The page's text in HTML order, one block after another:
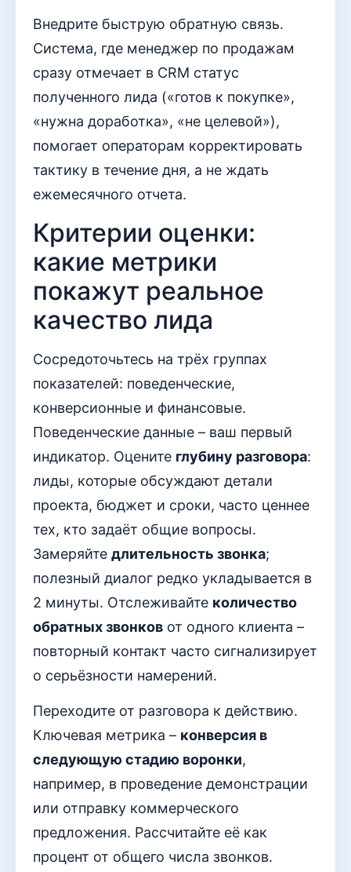
Внедрите быструю обратную связь.
Система, где менеджер по продажам
сразу отмечает в CRM статус
полученного лида («готов к покупке»,
«нужна доработка», «не целевой»),
помогает операторам корректировать
тактику в течение дня, а не ждать
ежемесячного отчета.
Критерии оценки:
какие метрики
покажут реальное
качество лида
Сосредоточьтесь на трёх группах
показателей: поведенческие,
конверсионные и финансовые.
Поведенческие данные – ваш первый
индикатор. Оцените глубину разговора:
лиды, которые обсуждают детали
проекта, бюджет и сроки, часто ценнее
тех, кто задаёт общие вопросы.
Замеряйте длительность звонка;
полезный диалог редко укладывается в
2 минуты. Отслеживайте количество
обратных звонков от одного клиента –
повторный контакт часто сигнализирует
о серьёзности намерений.
Переходите от разговора к действию.
Ключевая метрика – конверсия в
следующую стадию воронки,
например, в проведение демонстрации
или отправку коммерческого
предложения. Рассчитайте её как
процент от общего числа звонков.